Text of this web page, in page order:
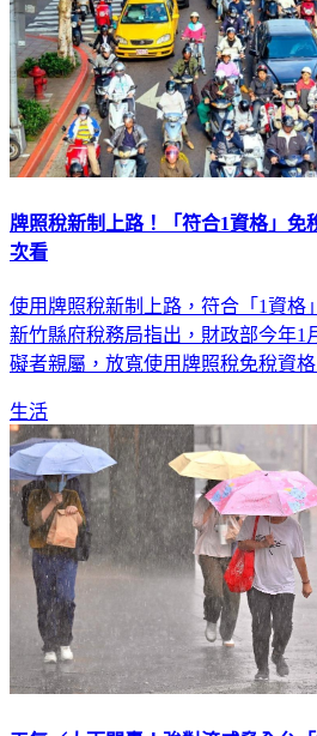
牌照稅新制上路！「符合1資格」
次看
使用牌照稅新制上路，符合「1資格
新竹縣府稅務局指出，財政部今年1
礙者親屬，放寬使用牌照稅免稅資格
生活